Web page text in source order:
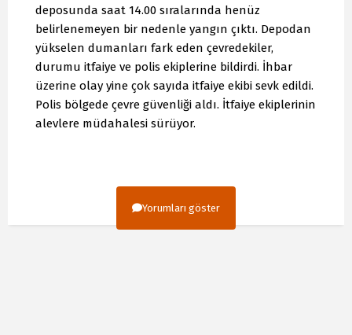
deposunda saat 14.00 sıralarında henüz
belirlenemeyen bir nedenle yangın çıktı. Depodan
yükselen dumanları fark eden çevredekiler,
durumu itfaiye ve polis ekiplerine bildirdi. İhbar
üzerine olay yine çok sayıda itfaiye ekibi sevk edildi.
Polis bölgede çevre güvenliği aldı. İtfaiye ekiplerinin
alevlere müdahalesi sürüyor.
Yorumları göster